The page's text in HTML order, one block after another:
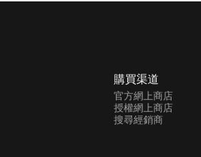
購買渠道
官方網上商店
授權網上商店
搜尋經銷商